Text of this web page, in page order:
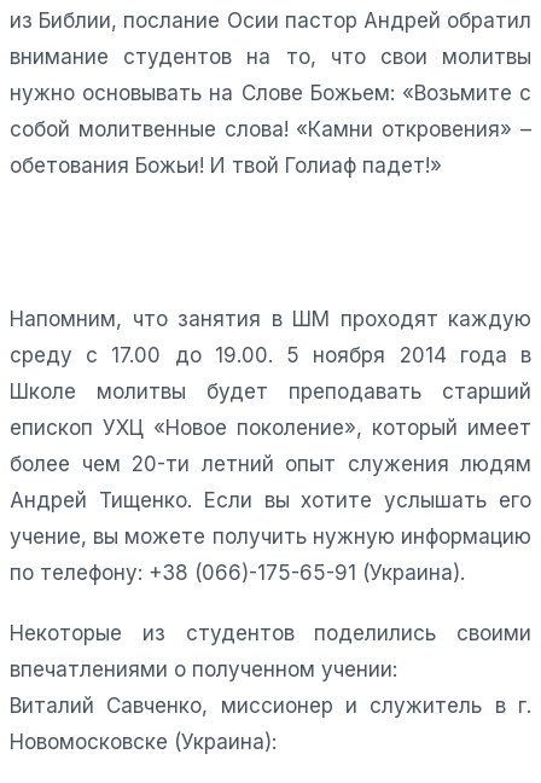
из Библии, послание Осии пастор Андрей обратил
внимание студентов на то, что свои молитвы
нужно основывать на Слове Божьем: «Возьмите с
собой молитвенные слова! «Камни откровения» –
обетования Божьи! И твой Голиаф падет!»
Напомним, что занятия в ШМ проходят каждую
среду с 17.00 до 19.00. 5 ноября 2014 года в
Школе молитвы будет преподавать старший
епископ УХЦ «Новое поколение», который имеет
более чем 20-ти летний опыт служения людям
Андрей Тищенко. Если вы хотите услышать его
учение, вы можете получить нужную информацию
по телефону: +38 (066)-175-65-91 (Украина).
Некоторые из студентов поделились своими
впечатлениями о полученном учении:
Виталий Савченко, миссионер и служитель в г.
Новомосковске (Украина):